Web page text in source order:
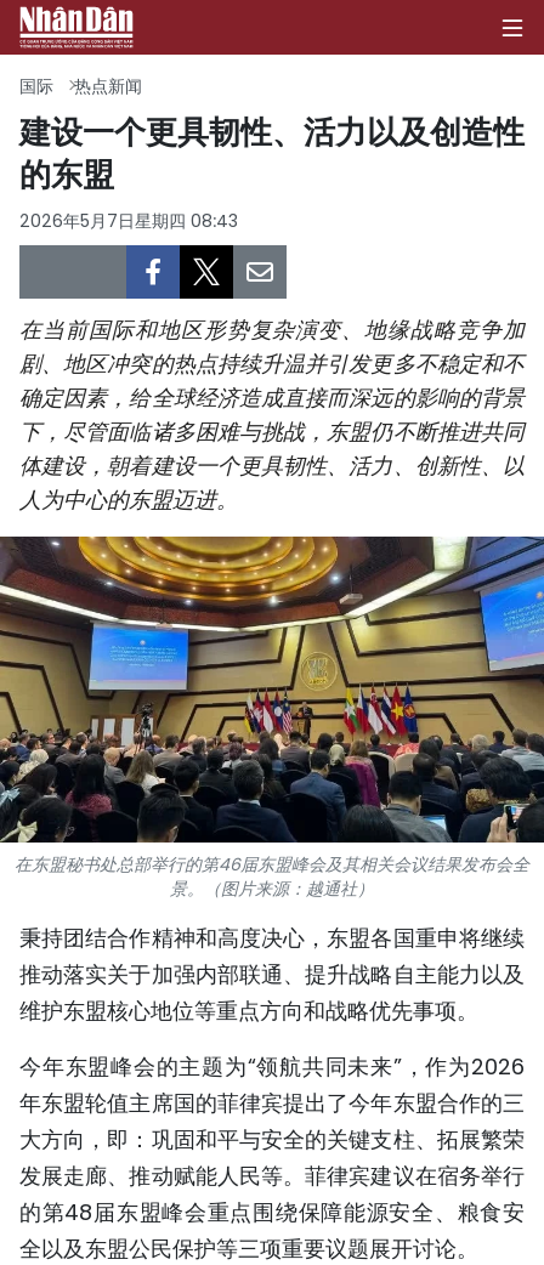
政治
经济
社会
环保
文化
体育
国际
旅游
友谊桥梁
史海
多功能媒体
图表新闻
图库
视频
人民报社简介
TIẾNG VIỆT
ENGLISH
FRANÇAIS
国际 热点新闻
建设一个更具韧性、活力以及创造性
的东盟
2026年5月7日星期四 08:43
在当前国际和地区形势复杂演变、地缘战略竞争加
剧、地区冲突的热点持续升温并引发更多不稳定和不
确定因素，给全球经济造成直接而深远的影响的背景
下，尽管面临诸多困难与挑战，东盟仍不断推进共同
体建设，朝着建设一个更具韧性、活力、创新性、以
人为中心的东盟迈进。
在东盟秘书处总部举行的第46届东盟峰会及其相关会议结果发布会全
景。（图片来源：越通社）
秉持团结合作精神和高度决心，东盟各国重申将继续
推动落实关于加强内部联通、提升战略自主能力以及
维护东盟核心地位等重点方向和战略优先事项。
今年东盟峰会的主题为“领航共同未来”，作为2026
年东盟轮值主席国的菲律宾提出了今年东盟合作的三
大方向，即：巩固和平与安全的关键支柱、拓展繁荣
发展走廊、推动赋能人民等。菲律宾建议在宿务举行
的第48届东盟峰会重点围绕保障能源安全、粮食安
全以及东盟公民保护等三项重要议题展开讨论。